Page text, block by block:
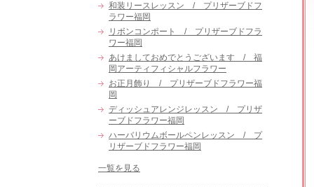
和装リースレッスン / プリザーブドフ
ラワー福岡
リボンコンポート / プリザーブドフラ
ワー福岡
あけましておめでとうございます / 福
岡アーティフィシャルフラワー
お正月飾り / プリザーブドフラワー福
岡
ディッシュアレンジレッスン / プリザ
ーブドフラワー福岡
ハーバリウムボールペンレッスン / プ
リザーブドフラワー福岡
一覧を見る